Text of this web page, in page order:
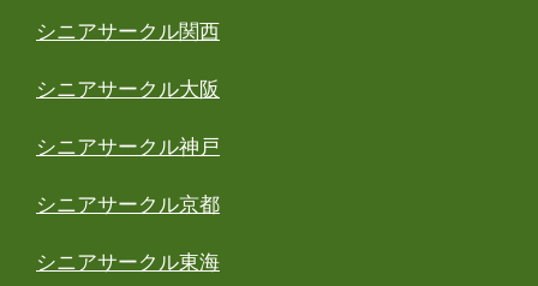
シニアサークル関西
シニアサークル大阪
シニアサークル神戸
シニアサークル京都
シニアサークル東海